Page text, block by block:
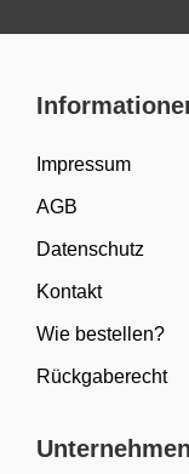
Impressum
AGB
Datenschutz
Kontakt
Wie bestellen?
Rückgaberecht
Unternehmen